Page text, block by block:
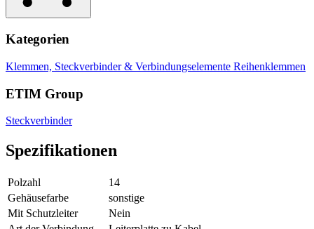
Kategorien
Klemmen, Steckverbinder & Verbindungselemente Reihenklemmen
ETIM Group
Steckverbinder
Spezifikationen
Polzahl
14
Gehäusefarbe
sonstige
Mit Schutzleiter
Nein